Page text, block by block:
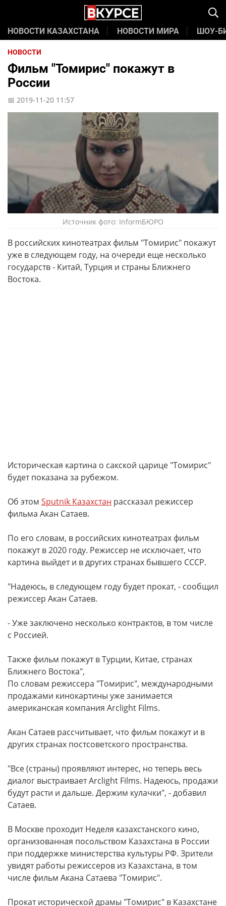
НОВОСТИ КАЗАХСТАНА НОВОСТИ МИРА ШОУ-
НОВОСТИ
Фильм "Томирис" покажут в
России
📅 2019-11-20 11:57
Источник фото: InformБЮРО
В российских кинотеатрах фильм "Томирис" покажут
уже в следующем году, на очереди еще несколько
государств - Китай, Турция и страны Ближнего
Востока.
Историческая картина о сакской царице "Томирис"
будет показана за рубежом.
Об этом Sputnik Казахстан рассказал режиссер
фильма Акан Сатаев.
По его словам, в российских кинотеатрах фильм
покажут в 2020 году. Режиссер не исключает, что
картина выйдет и в других странах бывшего СССР.
"Надеюсь, в следующем году будет прокат, - сообщил
режиссер Акан Сатаев.
- Уже заключено несколько контрактов, в том числе
с Россией.
Также фильм покажут в Турции, Китае, странах
Ближнего Востока",
По словам режиссера "Томирис", международными
продажами кинокартины уже занимается
американская компания Arclight Films.
Акан Сатаев рассчитывает, что фильм покажут и в
других странах постсоветского пространства.
"Все (страны) проявляют интерес, но теперь весь
диалог выстраивает Arclight Films. Надеюсь, продажи
будут расти и дальше. Держим кулачки", - добавил
Сатаев.
В Москве проходит Неделя казахстанского кино,
организованная посольством Казахстана в России
при поддержке министерства культуры РФ. Зрители
увидят работы режиссеров из Казахстана, в том
числе фильм Акана Сатаева "Томирис".
Прокат исторической драмы "Томирис" в Казахстане